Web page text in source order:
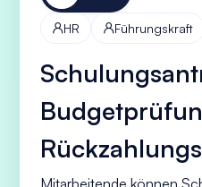
HR Führungskraft